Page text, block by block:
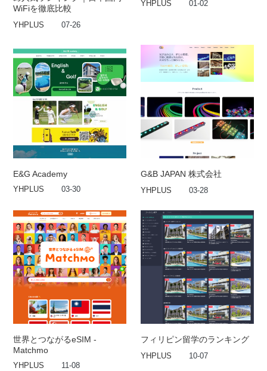
WiFiを徹底比較
YHPLUS 07-26
YHPLUS 01-02
E&G Academy
YHPLUS 03-30
G&B JAPAN 株式会社
YHPLUS 03-28
世界とつながるeSIM -
Matchmo
YHPLUS 11-08
フィリピン留学のランキング
YHPLUS 10-07